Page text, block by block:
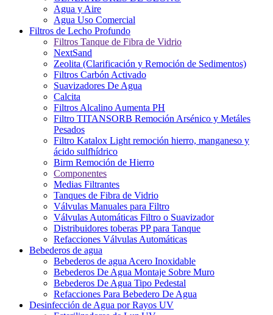
Agua y Aire
Agua Uso Comercial
Filtros de Lecho Profundo
Filtros Tanque de Fibra de Vidrio
NextSand
Zeolita (Clarificación y Remoción de Sedimentos)
Filtros Carbón Activado
Suavizadores De Agua
Calcita
Filtros Alcalino Aumenta PH
Filtro TITANSORB Remoción Arsénico y Metáles
Pesados
Filtro Katalox Light remoción hierro, manganeso y
ácido sulfhídrico
Birm Remoción de Hierro
Componentes
Medias Filtrantes
Tanques de Fibra de Vidrio
Válvulas Manuales para Filtro
Válvulas Automáticas Filtro o Suavizador
Distribuidores toberas PP para Tanque
Refacciones Válvulas Automáticas
Bebederos de agua
Bebederos de agua Acero Inoxidable
Bebederos De Agua Montaje Sobre Muro
Bebederos De Agua Tipo Pedestal
Refacciones Para Bebedero De Agua
Desinfección de Agua por Rayos UV